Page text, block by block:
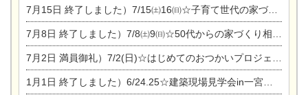
7月15日 終了しました）7/15㈯16㈰☆子育て世代の家づくり相談会
7月8日 終了しました）7/8㈯9㈰☆50代からの家づくり相談会
7月2日 満員御礼）7/2(日)☆はじめてのおつかいプロジェクト
1月1日 終了しました）6/24.25☆建築現場見学会in一宮市木曽川町